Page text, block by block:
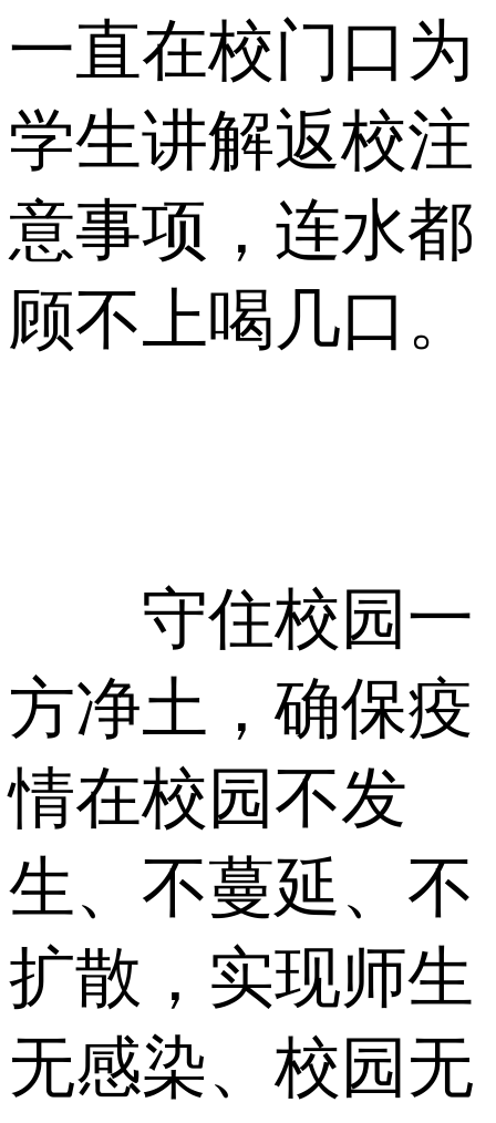
一直在校门口为
学生讲解返校注
意事项，连水都
顾不上喝几口。
守住校园一
方净土，确保疫
情在校园不发
生、不蔓延、不
扩散，实现师生
无感染、校园无